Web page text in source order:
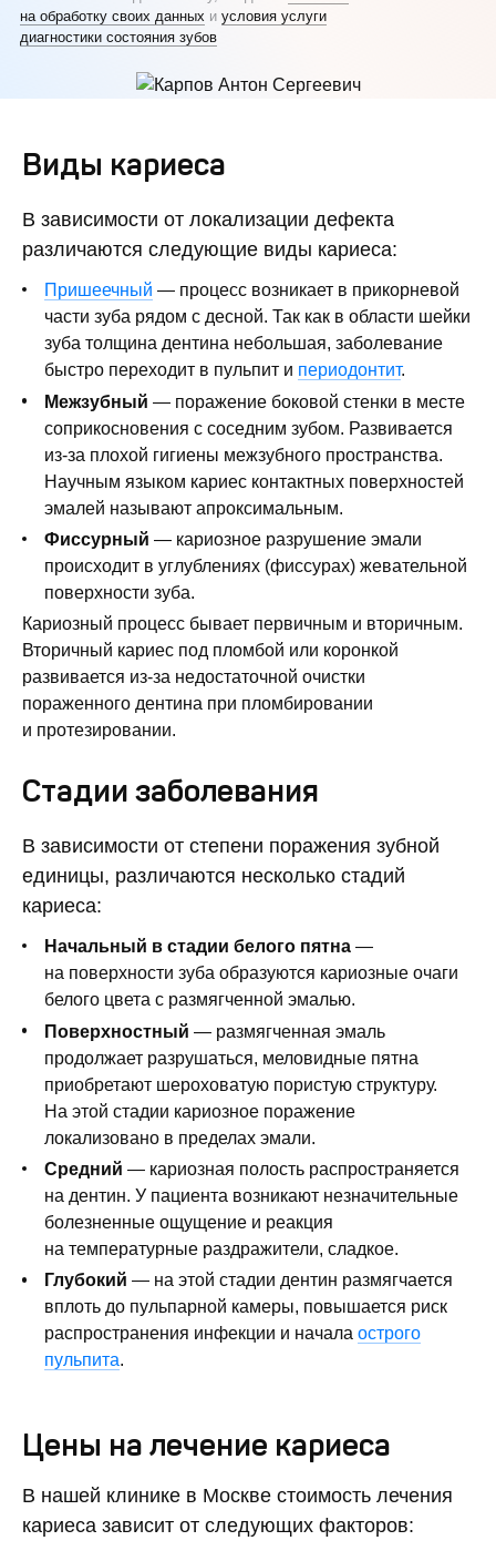
на обработку своих данныхи условия услуги
диагностики состояния зубов
Виды кариеса
В зависимости от локализации дефекта
различаются следующие виды кариеса:
Пришеечный — процесс возникает в прикорневой
части зуба рядом с десной. Так как в области шейки
зуба толщина дентина небольшая, заболевание
быстро переходит в пульпит и периодонтит.
Межзубный — поражение боковой стенки в месте
соприкосновения с соседним зубом. Развивается
из-за плохой гигиены межзубного пространства.
Научным языком кариес контактных поверхностей
эмалей называют апроксимальным.
Фиссурный — кариозное разрушение эмали
происходит в углублениях (фиссурах) жевательной
поверхности зуба.
Кариозный процесс бывает первичным и вторичным.
Вторичный кариес под пломбой или коронкой
развивается из-за недостаточной очистки
пораженного дентина при пломбировании
и протезировании.
Стадии заболевания
В зависимости от степени поражения зубной
единицы, различаются несколько стадий
кариеса:
Начальный в стадии белого пятна—
на поверхности зуба образуются кариозные очаги
белого цвета с размягченной эмалью.
Поверхностный — размягченная эмаль
продолжает разрушаться, меловидные пятна
приобретают шероховатую пористую структуру.
На этой стадии кариозное поражение
локализовано в пределах эмали.
Средний — кариозная полость распространяется
на дентин. У пациента возникают незначительные
болезненные ощущение и реакция
на температурные раздражители, сладкое.
Глубокий — на этой стадии дентин размягчается
вплоть до пульпарной камеры, повышается риск
распространения инфекции и начала острого
пульпита.
Цены на лечение кариеса
В нашей клинике в Москве стоимость лечения
кариеса зависит от следующих факторов: